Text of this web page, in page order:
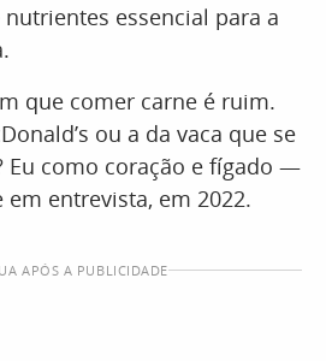
essencial para a
que comer carne é ruim.
ou a da vaca que se
Eu como coração e fígado —
entrevista, em 2022.
APÓS A PUBLICIDADE